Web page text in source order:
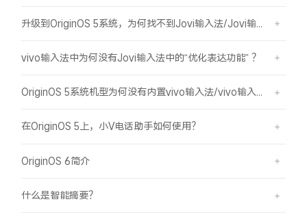
vivo输入法中为何没有Jovi输入法中的“优化表达功能” ？
在OriginOS 5上，小V电话助手如何使用？
OriginOS 6简介
什么是智能摘要？